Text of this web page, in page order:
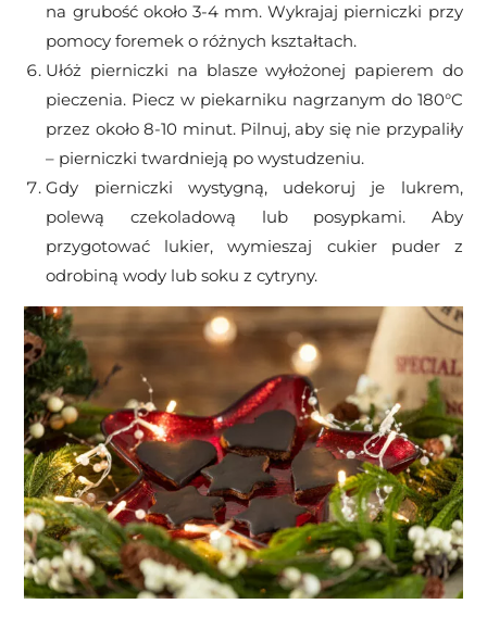
na grubość około 3-4 mm. Wykrajaj pierniczki przy
pomocy foremek o różnych kształtach.
Ułóż pierniczki na blasze wyłożonej papierem do
pieczenia. Piecz w piekarniku nagrzanym do 180°C
przez około 8-10 minut. Pilnuj, aby się nie przypaliły
– pierniczki twardnieją po wystudzeniu.
Gdy pierniczki wystygną, udekoruj je lukrem,
polewą czekoladową lub posypkami. Aby
przygotować lukier, wymieszaj cukier puder z
odrobiną wody lub soku z cytryny.